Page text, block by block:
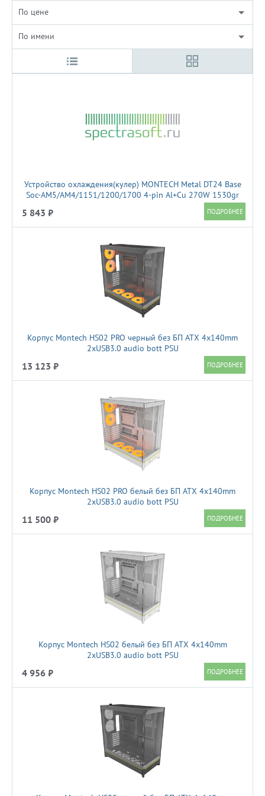
По цене
По имени
Устройство охлаждения(кулер) MONTECH Metal DT24 Base
Soc-AM5/AM4/1151/1200/1700 4-pin Al+Cu 270W 1530gr
5 843 ₽
Корпус Montech HS02 PRO черный без БП ATX 4x140mm
2xUSB3.0 audio bott PSU
13 123 ₽
Корпус Montech HS02 PRO белый без БП ATX 4x140mm
2xUSB3.0 audio bott PSU
11 500 ₽
Корпус Montech HS02 белый без БП ATX 4x140mm
2xUSB3.0 audio bott PSU
4 956 ₽